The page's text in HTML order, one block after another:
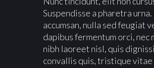
Suspendisse a pharetra
accumsan, nulla sed feugiat
dapibus fermentum orci,
nibh laoreet nisl, quis
convallis quis, tristique